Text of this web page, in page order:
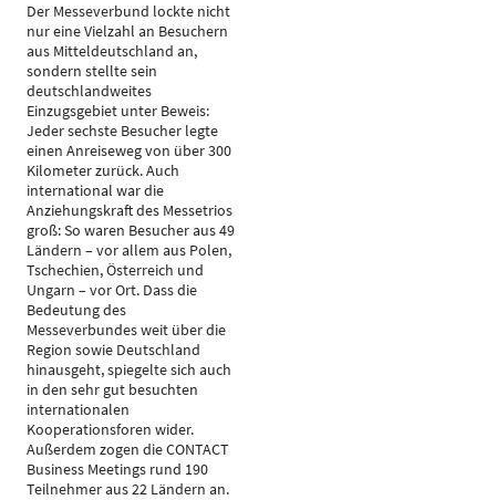
Der Messeverbund lockte nicht
nur eine Vielzahl an Besuchern
aus Mitteldeutschland an,
sondern stellte sein
deutschlandweites
Einzugsgebiet unter Beweis:
Jeder sechste Besucher legte
einen Anreiseweg von über 300
Kilometer zurück. Auch
international war die
Anziehungskraft des Messetrios
groß: So waren Besucher aus 49
Ländern – vor allem aus Polen,
Tschechien, Österreich und
Ungarn – vor Ort. Dass die
Bedeutung des
Messeverbundes weit über die
Region sowie Deutschland
hinausgeht, spiegelte sich auch
in den sehr gut besuchten
internationalen
Kooperationsforen wider.
Außerdem zogen die CONTACT
Business Meetings rund 190
Teilnehmer aus 22 Ländern an.